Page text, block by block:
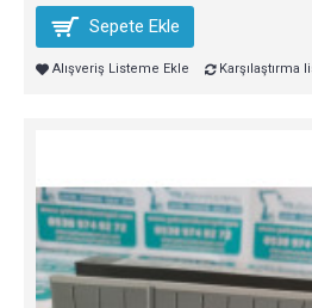
Sepete Ekle
Alışveriş Listeme Ekle Karşılaştırma